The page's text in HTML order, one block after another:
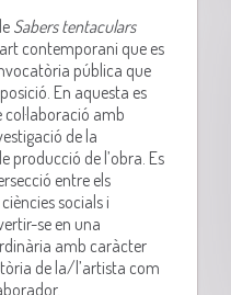
Sabers tentaculars
contemporani que es
pública que
En aquesta es
amb
de la
producció de l’obra. Es
entre els
socials i
se en una
amb caràcter
de la/l’artista com